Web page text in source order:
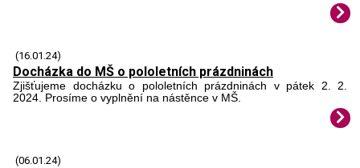
(16.01.24)
Docházka do MŠ o pololetních prázdninách
Zjišťujeme docházku o pololetních prázdninách v pátek 2. 2.
2024. Prosíme o vyplnění na nástěnce v MŠ.
(06.01.24)